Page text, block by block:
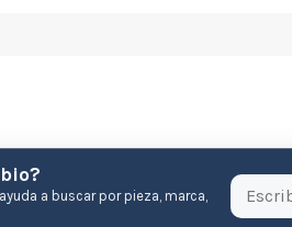
a buscar por pieza, marca,